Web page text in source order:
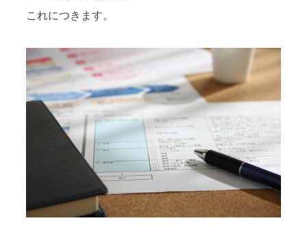
これにつきます。